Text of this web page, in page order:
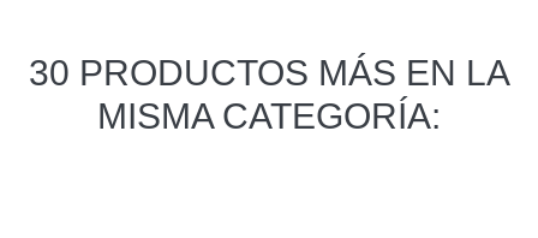
30 PRODUCTOS MÁS EN LA
MISMA CATEGORÍA: